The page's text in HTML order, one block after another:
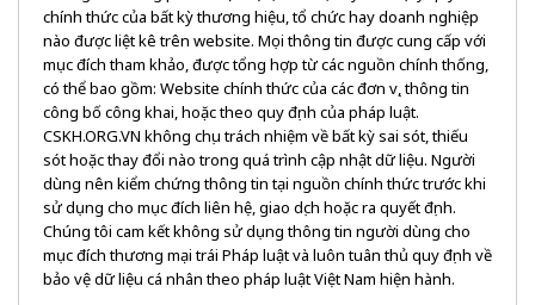
chính thức của bất kỳ thương hiệu, tổ chức hay doanh nghiệp
nào được liệt kê trên website. Mọi thông tin được cung cấp với
mục đích tham khảo, được tổng hợp từ các nguồn chính thống,
có thể bao gồm: Website chính thức của các đơn vị, thông tin
công bố công khai, hoặc theo quy định của pháp luật.
CSKH.ORG.VN không chịu trách nhiệm về bất kỳ sai sót, thiếu
sót hoặc thay đổi nào trong quá trình cập nhật dữ liệu. Người
dùng nên kiểm chứng thông tin tại nguồn chính thức trước khi
sử dụng cho mục đích liên hệ, giao dịch hoặc ra quyết định.
Chúng tôi cam kết không sử dụng thông tin người dùng cho
mục đích thương mại trái Pháp luật và luôn tuân thủ quy định về
bảo vệ dữ liệu cá nhân theo pháp luật Việt Nam hiện hành.